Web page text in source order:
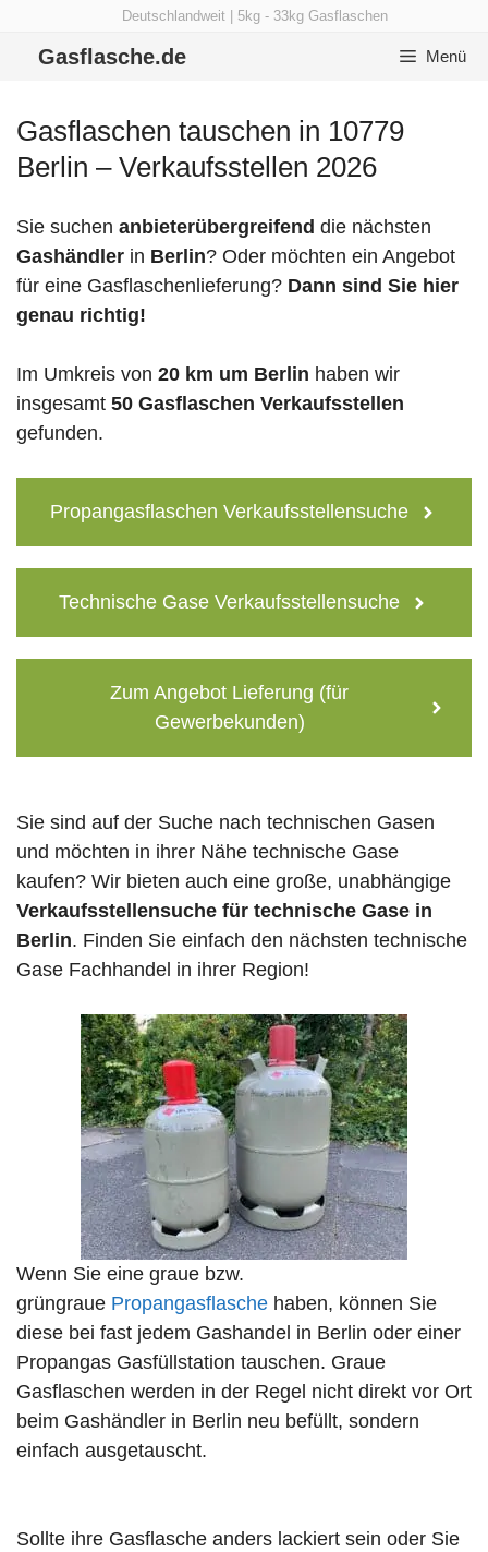
Deutschlandweit | 5kg - 33kg Gasflaschen
Gasflasche.de Menü
Gasflaschen tauschen in 10779
Berlin – Verkaufsstellen 2026
Sie suchen anbieterübergreifend die nächsten
Gashändler in Berlin? Oder möchten ein Angebot
für eine Gasflaschenlieferung? Dann sind Sie hier
genau richtig!
Im Umkreis von 20 km um Berlin haben wir
insgesamt 50 Gasflaschen Verkaufsstellen
gefunden.
Propangasflaschen Verkaufsstellensuche
Technische Gase Verkaufsstellensuche
Zum Angebot Lieferung (für
Gewerbekunden)
Sie sind auf der Suche nach technischen Gasen
und möchten in ihrer Nähe technische Gase
kaufen? Wir bieten auch eine große, unabhängige
Verkaufsstellensuche für technische Gase in
Berlin. Finden Sie einfach den nächsten technische
Gase Fachhandel in ihrer Region!
Wenn Sie eine graue bzw.
grüngraue Propangasflasche haben, können Sie
diese bei fast jedem Gashandel in Berlin oder einer
Propangas Gasfüllstation tauschen. Graue
Gasflaschen werden in der Regel nicht direkt vor Ort
beim Gashändler in Berlin neu befüllt, sondern
einfach ausgetauscht.
Sollte ihre Gasflasche anders lackiert sein oder Sie